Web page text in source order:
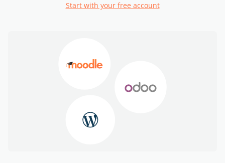
Start with your free account